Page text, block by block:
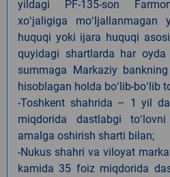
yildagi PF-135-son
xoʻjaligiga
huquqi yoki ijara huquqi
quyidagi shartlarda har
summaga Markaziy
hisoblagan holda boʻlib-boʻlib
-Toshkent shahrida – 1 yil
miqdorida dastlabgi
amalga oshirish sharti bilan;
-Nukus shahri va viloyat
kamida 35 foiz miqdorida